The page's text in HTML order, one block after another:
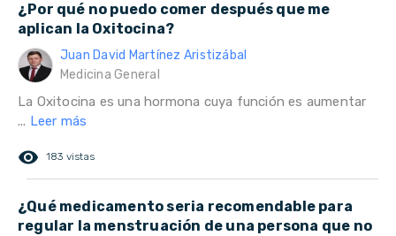
¿Por qué no puedo comer después que me
aplican la Oxitocina?
Juan David Martínez Aristizábal
Medicina General
La Oxitocina es una hormona cuya función es aumentar
... Leer más
remove_red_eye 183 vistas
¿Qué medicamento seria recomendable para
regular la menstruación de una persona que no